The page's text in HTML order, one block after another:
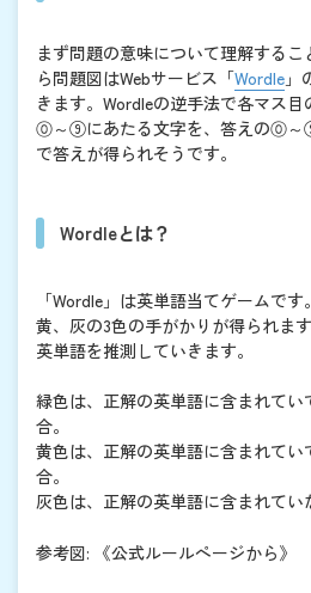
まず問題の意味について理解する
ら問題図はWebサービス「Wordle 」
きます。Wordleの逆手法で各マス
⓪～⑨にあたる文字を、答えの⓪～
で答えが得られそうです。
Wordleとは？
「Wordle」は英単語当てゲームです
黄、灰の3色の手がかりが得られま
英単語を推測していきます。
緑色は、正解の英単語に含まれてい
合。
黄色は、正解の英単語に含まれて
合。
灰色は、正解の英単語に含まれてい
参考図: 《公式ルールページから》